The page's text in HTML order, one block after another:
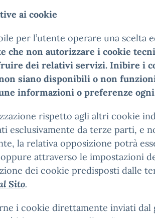
ai cookie
per l’utente operare una
che non autorizzare i cookie
dei relativi servizi. Inibire i
siano disponibili o non
informazioni o preferenze
rispetto agli altri cookie
esclusivamente da terze parti, e
la relativa opposizione potrà
attraverso le impostazioni
dei cookie predisposti dalle
Sito.
i cookie direttamente inviati